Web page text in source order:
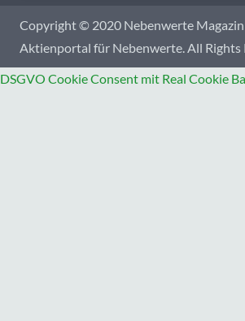
Copyright © 2020 Nebenwerte Magazin
Aktienportal für Nebenwerte. All Rights
DSGVO Cookie Consent mit Real Cookie